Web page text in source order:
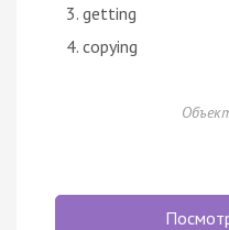
getting
copying